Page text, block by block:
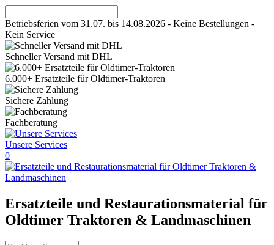
Betriebsferien vom 31.07. bis 14.08.2026 - Keine Bestellungen -
Kein Service
Schneller Versand mit DHL
6.000+ Ersatzteile für Oldtimer-Traktoren
Sichere Zahlung
Fachberatung
Unsere Services
0
Ersatzteile und Restaurationsmaterial für
Oldtimer Traktoren & Landmaschinen